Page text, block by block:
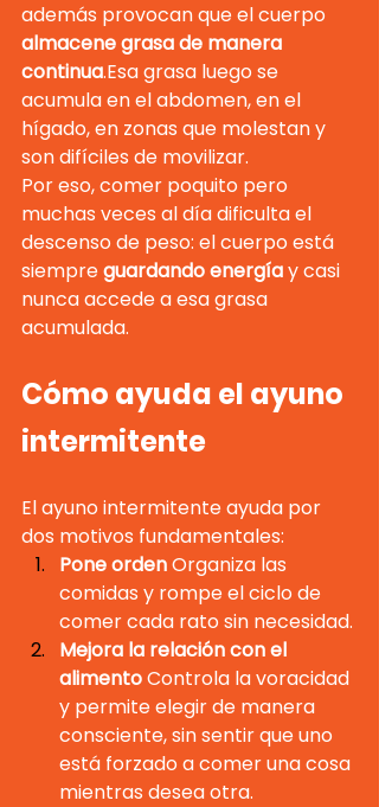
además provocan que el cuerpo
almacene grasa de manera
continua.Esa grasa luego se
acumula en el abdomen, en el
hígado, en zonas que molestan y
son difíciles de movilizar.
Por eso, comer poquito pero
muchas veces al día dificulta el
descenso de peso: el cuerpo está
siempre guardando energía y casi
nunca accede a esa grasa
acumulada.
Cómo ayuda el ayuno
intermitente
El ayuno intermitente ayuda por
dos motivos fundamentales:
Pone orden Organiza las
comidas y rompe el ciclo de
comer cada rato sin necesidad.
Mejora la relación con el
alimento Controla la voracidad
y permite elegir de manera
consciente, sin sentir que uno
está forzado a comer una cosa
mientras desea otra.